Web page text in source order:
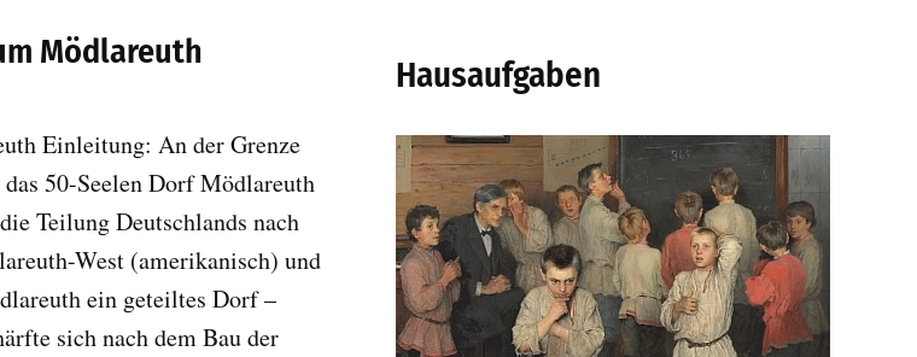
Mödlareuth
Einleitung: An der Grenze
50-Seelen Dorf Mödlareuth
Teilung Deutschlands nach
West (amerikanisch) und
ein geteiltes Dorf –
sich nach dem Bau der
Hausaufgaben